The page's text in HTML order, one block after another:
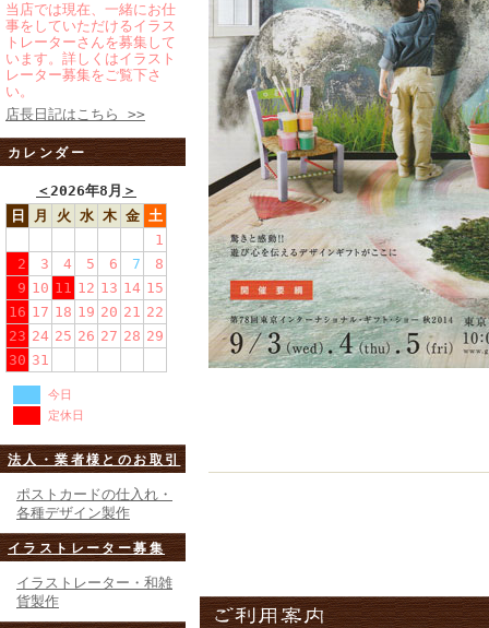
当店では現在、一緒にお仕
事をしていただけるイラス
トレーターさんを募集して
います。詳しくはイラスト
レーター募集をご覧下さ
い。
店長日記はこちら >>
カレンダー
＜2026年8月 ＞
日
月 火 水 木 金 土
1
2
3 4 5 6 7
8
9 10 11 12 13 14 15
16 17 18 19 20 21 22
23 24 25 26 27 28 29
30 31
今日
定休日
法人・業者様とのお取引
ポストカードの仕入れ・
各種デザイン製作
イラストレーター募集
イラストレーター・和雑
貨製作